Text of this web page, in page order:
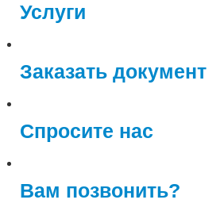
Услуги
Заказать документ
Спросите нас
Вам позвонить?